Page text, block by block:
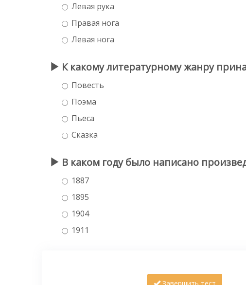
Левая рука
Правая нога
Левая нога
К какому литературному жанру
Повесть
Поэма
Пьеса
Сказка
В каком году было написано
1887
1895
1904
1911
Завершить тест